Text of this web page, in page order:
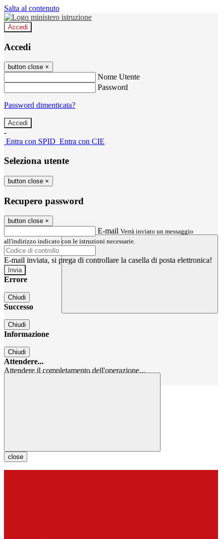
Salta al contenuto
Accedi
Accedi
button close ×
Nome Utente
Password
Password dimenticata?
-
Entra con SPID Entra con CIE
Seleziona utente
button close ×
Recupero password
button close ×
E-mail Verrà inviato un messaggio
all'indirizzo indicato con le istruzioni necessarie.
E-mail inviata, si prega di controllare la casella di posta elettronica!
Errore
Chiudi
Successo
Chiudi
Informazione
Chiudi
Attendere...
Attendere il completamento dell'operazione...
close